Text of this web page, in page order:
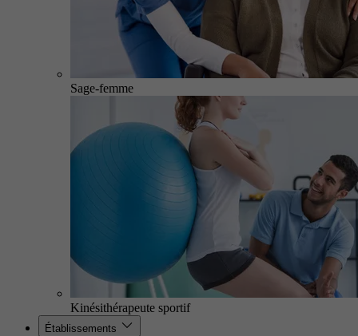
Sage-femme
Kinésithérapeute sportif
Établissements